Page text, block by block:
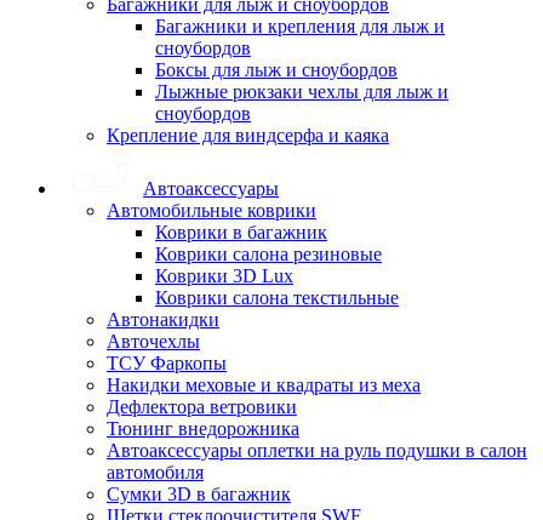
Багажники для лыж и сноубордов
Багажники и крепления для лыж и
сноубордов
Боксы для лыж и сноубордов
Лыжные рюкзаки чехлы для лыж и
сноубордов
Крепление для виндсерфа и каяка
Автоаксессуары
Автомобильные коврики
Коврики в багажник
Коврики салона резиновые
Коврики 3D Lux
Коврики салона текстильные
Автонакидки
Авточехлы
ТСУ Фаркопы
Накидки меховые и квадраты из меха
Дефлектора ветровики
Тюнинг внедорожника
Автоаксессуары оплетки на руль подушки в салон
автомобиля
Сумки 3D в багажник